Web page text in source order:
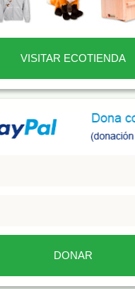
VISITAR ECOTIENDA